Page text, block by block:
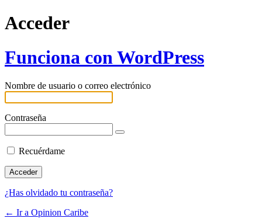
Acceder
Funciona con WordPress
Nombre de usuario o correo electrónico
Contraseña
Recuérdame
¿Has olvidado tu contraseña?
← Ir a Opinion Caribe